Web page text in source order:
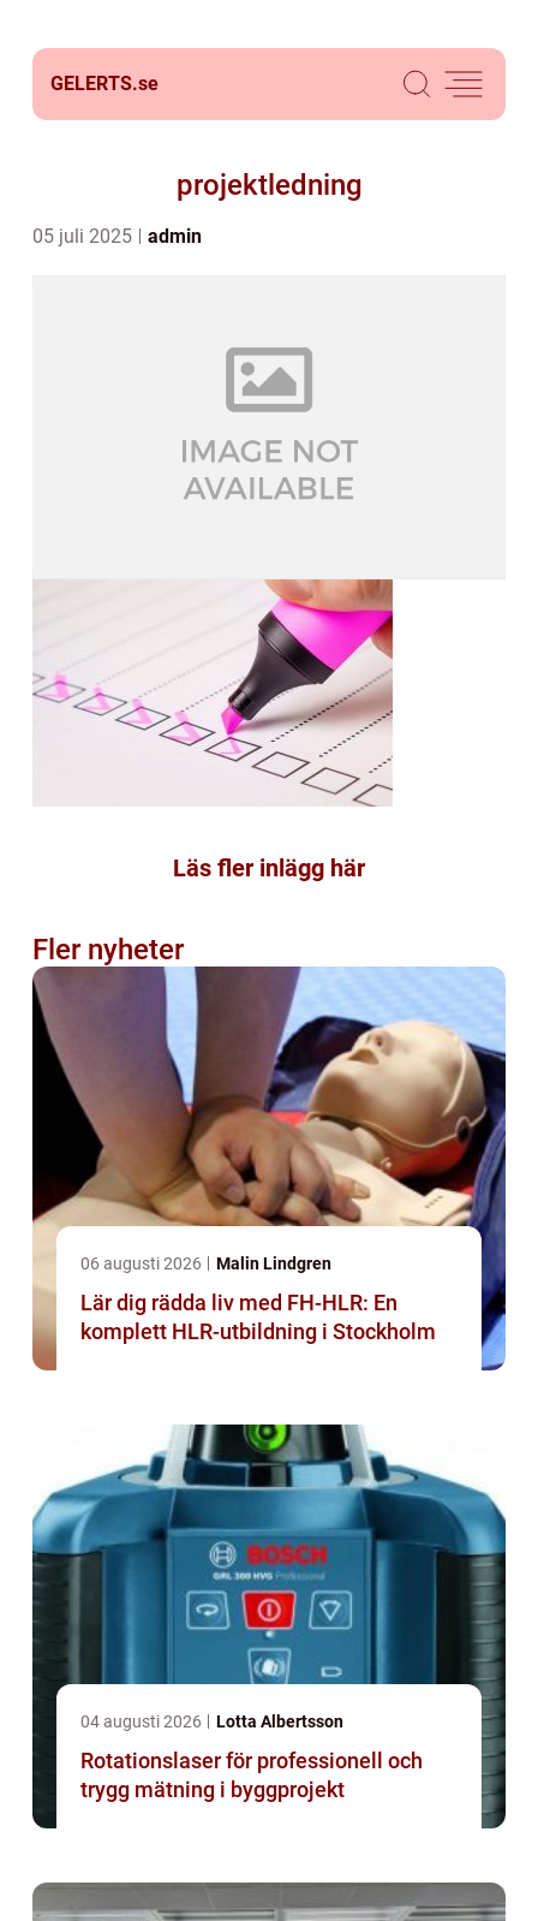
GELERTS.se
projektledning
05 juli 2025 admin
Läs fler inlägg här
Fler nyheter
06 augusti 2026 Malin Lindgren
Lär dig rädda liv med FH-HLR: En
komplett HLR-utbildning i Stockholm
04 augusti 2026 Lotta Albertsson
Rotationslaser för professionell och
trygg mätning i byggprojekt